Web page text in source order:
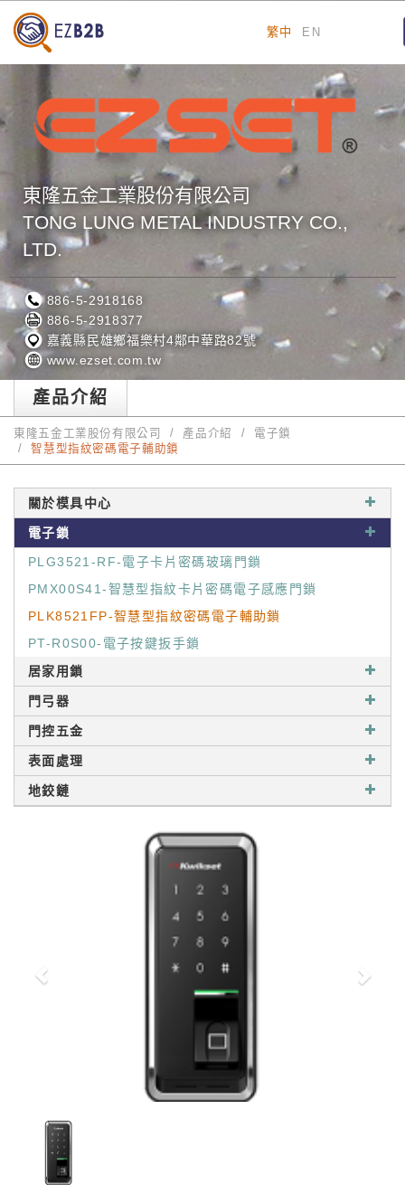
繁中 EN
東隆五金工業股份有限公司
TONG LUNG METAL INDUSTRY CO.,
LTD.
886-5-2918168
886-5-2918377
嘉義縣民雄鄉福樂村4鄰中華路82號
www.ezset.com.tw
產品介紹
東隆五金工業股份有限公司 產品介紹
電子鎖
智慧型指紋密碼電子輔助鎖
關於模具中心
電子鎖
PLG3521-RF-電子卡片密碼玻璃門鎖
PMX00S41-智慧型指紋卡片密碼電子感應門鎖
PLK8521FP-智慧型指紋密碼電子輔助鎖
PT-R0S00-電子按鍵扳手鎖
居家用鎖
門弓器
門控五金
表面處理
地鉸鏈